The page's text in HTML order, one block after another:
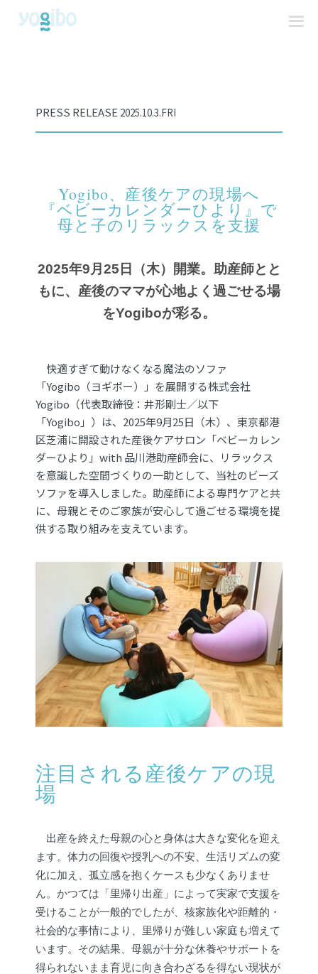
PRESS RELEASE 2025.10.3.FRI
Yogibo、産後ケアの現場へ
『ベビーカレンダーひより』で
母と子のリラックスを支援
2025年9月25日（木）開業。助産師とと
もに、産後のママが心地よく過ごせる場
をYogiboが彩る。
快適すぎて動けなくなる魔法のソファ
「Yogibo（ヨギボー）」を展開する株式会社
Yogibo（代表取締役：井形剛士／以下
「Yogibo」）は、2025年9月25日（木）、東京都港
区芝浦に開設された産後ケアサロン「ベビーカレン
ダーひより」with 品川港助産師会に、リラックス
を意識した空間づくりの一助として、当社のビーズ
ソファを導入しました。助産師による専門ケアと共
に、母親とそのご家族が安心して過ごせる環境を提
供する取り組みを支えています。
注目される産後ケアの現
場
出産を終えた母親の心と身体は大きな変化を迎え
ます。体力の回復や授乳への不安、生活リズムの変
化に加え、孤立感を抱くケースも少なくありませ
ん。かつては「里帰り出産」によって実家で支援を
受けることが一般的でしたが、核家族化や距離的・
社会的な事情により、里帰りが難しい家庭も増えて
います。その結果、母親が十分な休養やサポートを
得られないまま育児に向き合わざるを得ない現状が